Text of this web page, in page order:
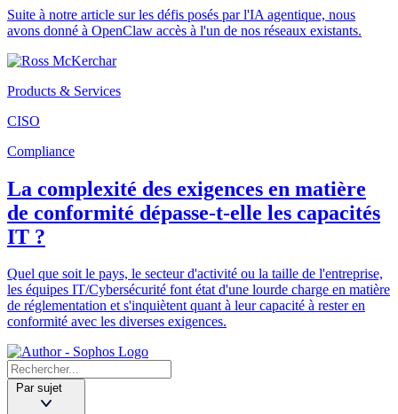
Suite à notre article sur les défis posés par l'IA agentique, nous
avons donné à OpenClaw accès à l'un de nos réseaux existants.
Products & Services
CISO
Compliance
La complexité des exigences en matière
de conformité dépasse-t-elle les capacités
IT ?
Quel que soit le pays, le secteur d'activité ou la taille de l'entreprise,
les équipes IT/Cybersécurité font état d'une lourde charge en matière
de réglementation et s'inquiètent quant à leur capacité à rester en
conformité avec les diverses exigences.
Par sujet